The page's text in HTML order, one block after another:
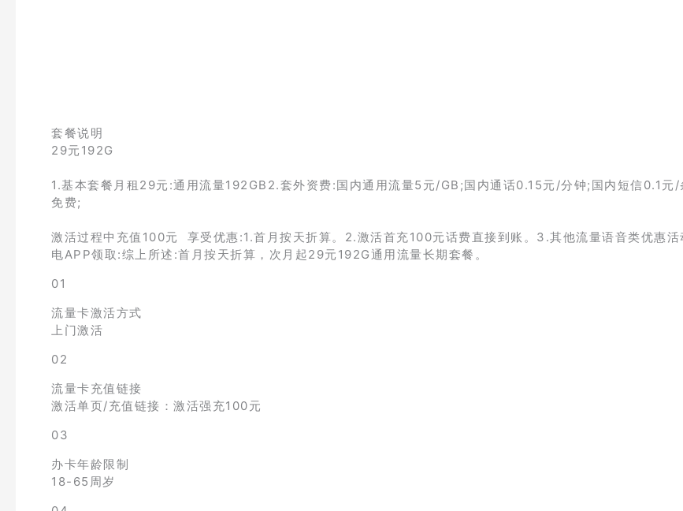
套餐说明
29元192G
1.基本套餐月租29元:通用流量192GB2.套外资费:国内通用流量5元/GB;国内通话0.15元/分钟;国内短信0.1元/
免费;
激活过程中充值100元 享受优惠:1.首月按天折算。2.激活首充100元话费直接到账。3.其他流量语音类优惠活
电APP领取:综上所述:首月按天折算，次月起29元192G通用流量长期套餐。
01
流量卡激活方式
上门激活
02
流量卡充值链接
激活单页/充值链接：激活强充100元
03
办卡年龄限制
18-65周岁